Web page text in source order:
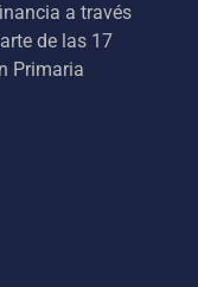
a través
de las 17
Primaria